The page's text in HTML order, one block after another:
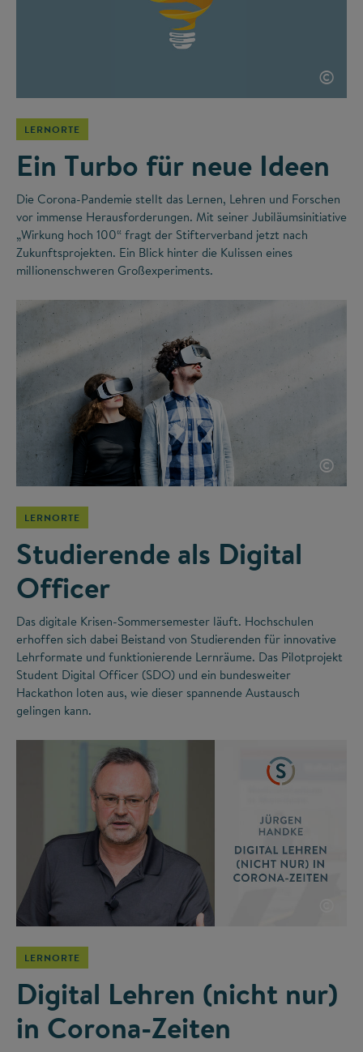
©
LERNORTE
Ein Turbo für neue Ideen
Die Corona-Pandemie stellt das Lernen, Lehren und Forschen
vor immense Herausforderungen. Mit seiner Jubiläumsinitiative
„Wirkung hoch 100“ fragt der Stifterverband jetzt nach
Zukunftsprojekten. Ein Blick hinter die Kulissen eines
millionenschweren Großexperiments.
©
LERNORTE
Studierende als Digital
Officer
Das digitale Krisen-Sommersemester läuft. Hochschulen
erhoffen sich dabei Beistand von Studierenden für innovative
Lehrformate und funktionierende Lernräume. Das Pilotprojekt
Student Digital Officer (SDO) und ein bundesweiter
Hackathon loten aus, wie dieser spannende Austausch
gelingen kann.
LERNORTE
Digital Lehren (nicht nur)
in Corona-Zeiten